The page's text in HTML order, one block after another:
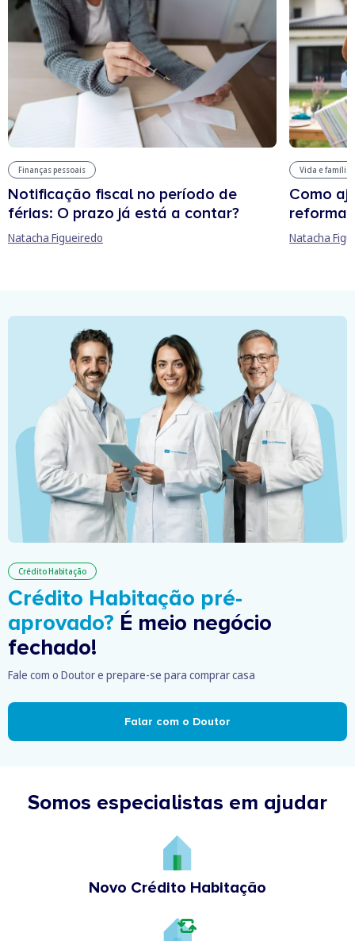
Finanças pessoais
Notificação fiscal no período de
férias: O prazo já está a contar?
Natacha Figueiredo
Vida e família
Como
reforma
Natacha
Crédito Habitação
Crédito Habitação pré-
aprovado? É meio negócio
fechado!
Fale com o Doutor e prepare-se para comprar casa
Falar com o Doutor
Somos especialistas em ajudar
Novo Crédito Habitação